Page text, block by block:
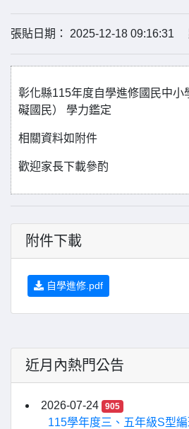
張貼日期： 2025-12-18 09:16:31
彰化縣115年度自學進修國民中小
礙國民） 學力鑑定
相關資料如附件
歡迎家長下載參酌
附件下載
自學進修.pdf
近月內熱門公告
2026-07-24 905
115學年度三、五年級S型